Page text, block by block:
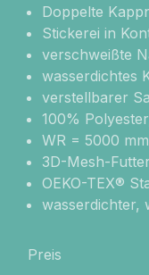
Doppelte
Stickerei in
verschweißte
wasserdichtes
verstellbarer
100%
WR = 5000
3D-Mesh-
OEKO-TEX®
wasserdichter,
Preis